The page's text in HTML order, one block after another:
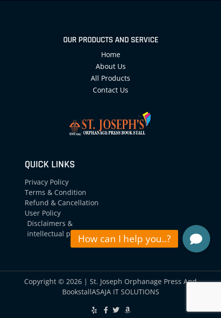
OUR PRODUCTS AND SERVICE
Home
About Us
All Products
Contact Us
QUICK LINKS
Privacy Policy
Terms & Condition
Refund & Cancellation
User Policy
Disclaimers &
intellectual property
Copyright © 2026 | St. Joseph Orphanage Press And
BookstallASAJA IT SOLUTIONS